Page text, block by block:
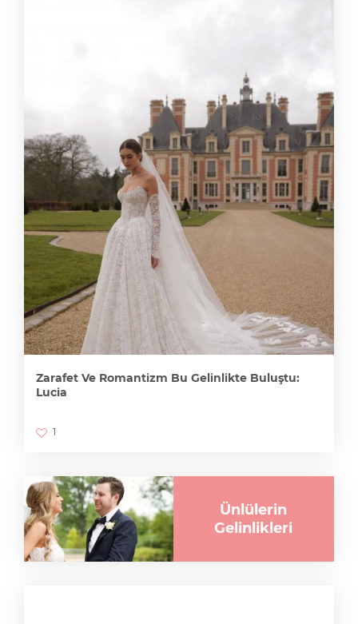
Zarafet Ve Romantizm Bu Gelinlikte Buluştu:
Lucia
1
Ünlülerin
Gelinlikleri